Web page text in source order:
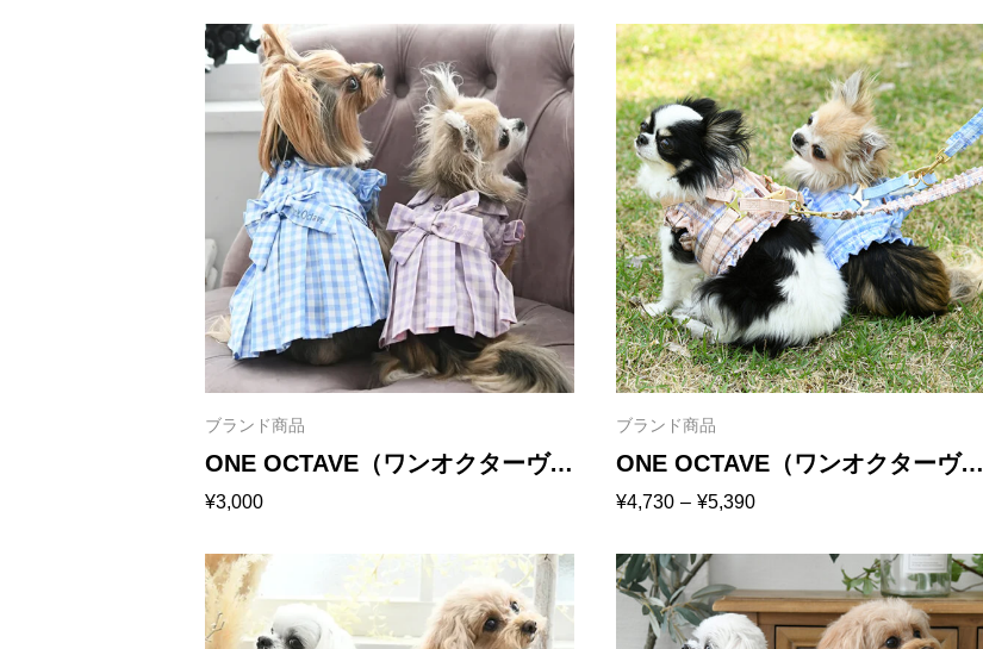
ブランド商品
ONE OCTAVE（ワンオクターヴ）
ギンガムチェックワンピ
¥3,000
ブランド商品
ONE OCTAVE（ワンオクターヴ）
チェック柄フリルハーネス｜全2
色
¥4,730 – ¥5,390
価
帯:
¥4,730
¥5,390